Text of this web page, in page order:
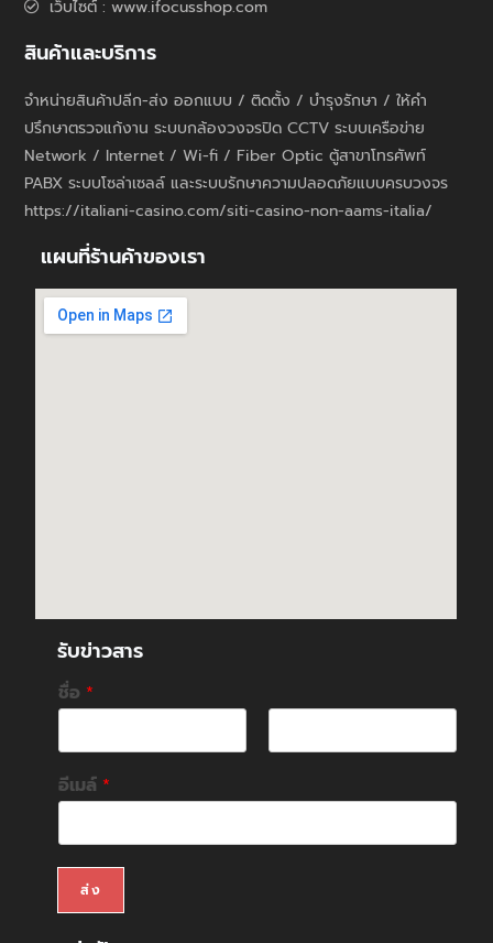
เว็บไซต์ : www.ifocusshop.com
สินค้าและบริการ
จำหน่ายสินค้าปลีก-ส่ง ออกแบบ / ติดตั้ง / บำรุงรักษา / ให้คำ
ปรึกษาตรวจแก้งาน ระบบกล้องวงจรปิด CCTV ระบบเครือข่าย
Network / Internet / Wi-fi / Fiber Optic ตู้สาขาโทรศัพท์
PABX ระบบโซล่าเซลล์ และระบบรักษาความปลอดภัยแบบครบวงจร
https://italiani-casino.com/siti-casino-non-aams-italia/
แผนที่ร้านค้าของเรา
รับข่าวสาร
ชื่อ *
F
i
r
L
อีเมล์ *
ส่ง